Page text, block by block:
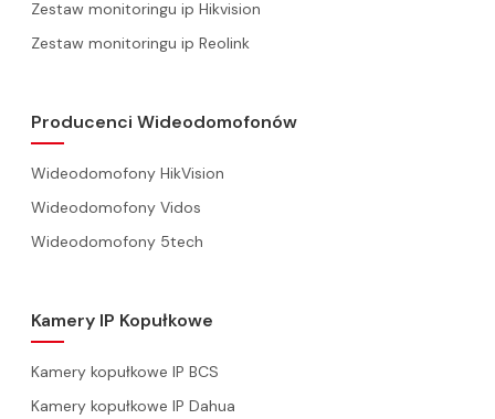
Zestaw monitoringu ip Hikvision
Zestaw monitoringu ip Reolink
Producenci Wideodomofonów
Wideodomofony HikVision
Wideodomofony Vidos
Wideodomofony 5tech
Kamery IP Kopułkowe
Kamery kopułkowe IP BCS
Kamery kopułkowe IP Dahua